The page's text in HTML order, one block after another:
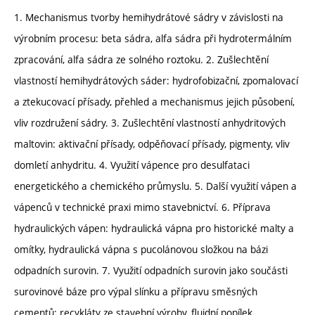
1. Mechanismus tvorby hemihydrátové sádry v závislosti na
výrobním procesu: beta sádra, alfa sádra při hydrotermálním
zpracování, alfa sádra ze solného roztoku. 2. Zušlechtění
vlastností hemihydrátových sáder: hydrofobizační, zpomalovací
a ztekucovací přísady, přehled a mechanismus jejich působení,
vliv rozdružení sádry. 3. Zušlechtění vlastností anhydritových
maltovin: aktivační přísady, odpěňovací přísady, pigmenty, vliv
domletí anhydritu. 4. Využití vápence pro desulfataci
energetického a chemického průmyslu. 5. Další využití vápen a
vápenců v technické praxi mimo stavebnictví. 6. Příprava
hydraulických vápen: hydraulická vápna pro historické malty a
omítky, hydraulická vápna s pucolánovou složkou na bázi
odpadních surovin. 7. Využití odpadních surovin jako součásti
surovinové báze pro výpal slínku a přípravu směsných